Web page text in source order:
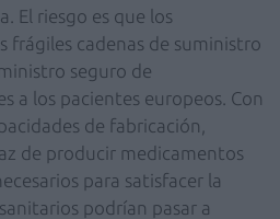
El riesgo es que los
frágiles cadenas de suministro
seguro de
a los pacientes europeos. Con
de fabricación,
de producir medicamentos
para satisfacer la
podrían pasar a